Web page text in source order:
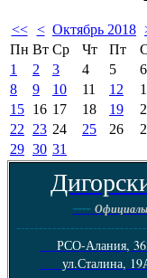
<< < Октябрь 2018
Пн Вт Ср Чт Пт
1
2 3 4 5 6
8
9 10 11 12
15 16 17 18 19
22
23 24 25 26
29 30 31
----
РСО-Алания,
ул.Сталина,